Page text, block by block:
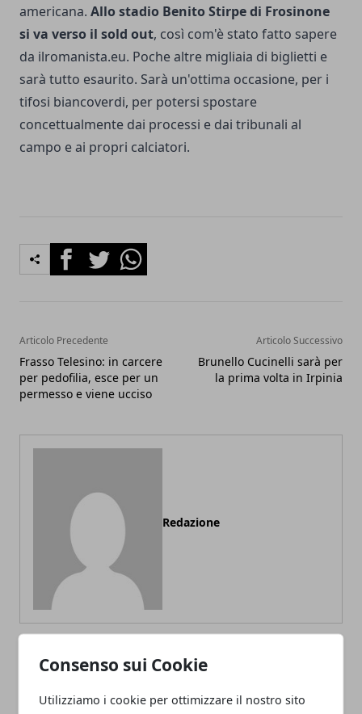
Consenso sui Cookie
Utilizziamo i cookie per ottimizzare il nostro sito
americana. Allo stadio Benito Stirpe di Frosinone
si va verso il sold out, così com'è stato fatto sapere
da ilromanista.eu. Poche altre migliaia di biglietti e
sarà tutto esaurito. Sarà un'ottima occasione, per i
tifosi biancoverdi, per potersi spostare
concettualmente dai processi e dai tribunali al
campo e ai propri calciatori.
FacebookTwitterWhatsapp
Articolo Precedente
Frasso Telesino: in carcere
per pedofilia, esce per un
permesso e viene ucciso
Articolo Successivo
Brunello Cucinelli sarà per
la prima volta in Irpinia
Redazione
ARTICOLI CORRELATI